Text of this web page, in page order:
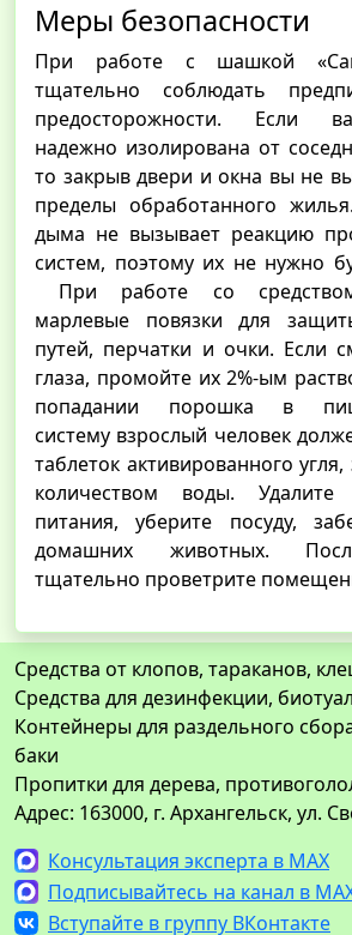
Меры безопасности
При работе с шашкой
тщательно соблюдать
предосторожности. Если
надежно изолирована от
то закрыв двери и окна вы не
пределы обработанного
дыма не вызывает реакцию
систем, поэтому их не нужно
При работе со средством
марлевые повязки для
путей, перчатки и очки. Если
глаза, промойте их 2%-ым
попадании порошка в
систему взрослый человек
таблеток активированного
количеством воды.
питания, уберите посуду,
домашних животных.
тщательно проветрите
Средства от клопов, тараканов,
Средства для дезинфекции,
Контейнеры для раздельного
баки
Пропитки для дерева,
Адрес: 163000, г. Архангельск, ул.
Консультация эксперта в MAX
Подписывайтесь на канал в
Вступайте в группу ВКонтакте